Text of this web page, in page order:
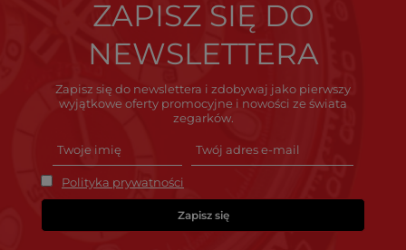
ZAPISZ SIĘ DO
NEWSLETTERA
Zapisz się do newslettera i zdobywaj jako pierwszy
wyjątkowe oferty promocyjne i nowości ze świata
zegarków.
Polityka prywatności
Zapisz się